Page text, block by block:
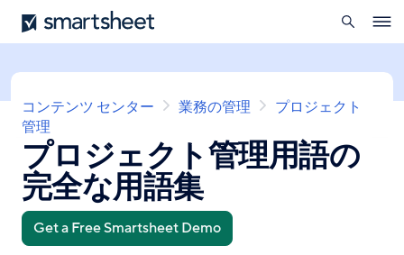
メ
イ
コ
テ
ン
ツ
に
移
動
Smartsheet
開
く
パ
ン
く
ず
コンテンツ センター 業務の管理
プロジェクト
管理
プロジェクト管理用語の
完全な用語集
Get a Free Smartsheet Demo